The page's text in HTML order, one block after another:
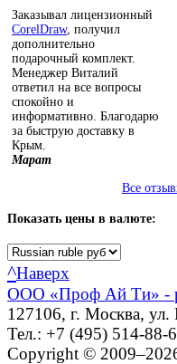
Заказывал лицензионный
CorelDraw, получил
дополнительно
подарочный комплект.
Менеджер Виталий
ответил на все вопросы
спокойно и
информативно. Благодарю
за быструю доставку в
Крым.
Марат
Все
Показать цены в валюте:
^Наверх
ООО «Проф Ай Ти» -
127106, г. Москва, ул.
Тел.: +7 (495) 514-88-
Copyright ©